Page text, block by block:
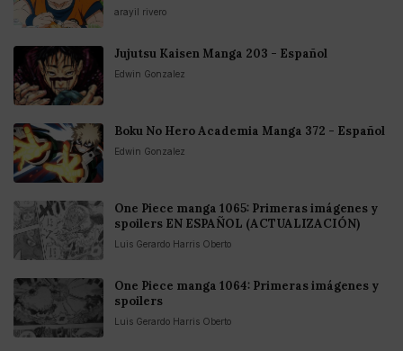
arayil rivero
Jujutsu Kaisen Manga 203 - Español
Edwin Gonzalez
Boku No Hero Academia Manga 372 - Español
Edwin Gonzalez
One Piece manga 1065: Primeras imágenes y
spoilers EN ESPAÑOL (ACTUALIZACIÓN)
Luis Gerardo Harris Oberto
One Piece manga 1064: Primeras imágenes y
spoilers
Luis Gerardo Harris Oberto